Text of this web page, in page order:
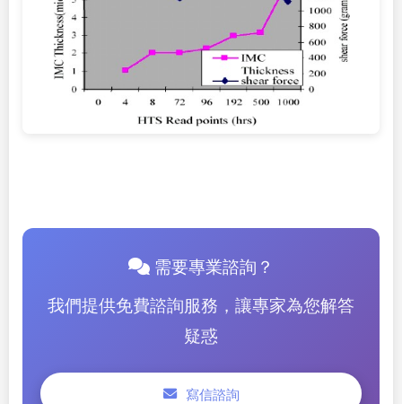
需要專業諮詢？
我們提供免費諮詢服務，讓專家為您解答
疑惑
寫信諮詢